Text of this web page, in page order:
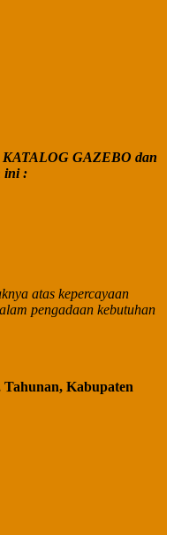
GAZEBO dan
ini :
atas kepercayaan
pengadaan kebutuhan
Kabupaten